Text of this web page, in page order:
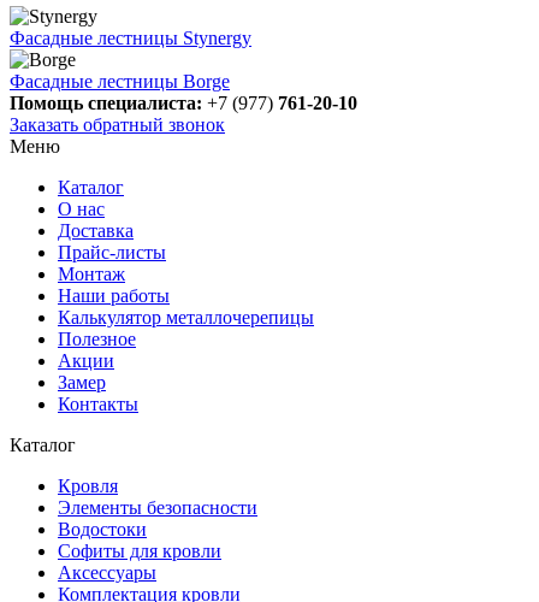
Фасадные лестницы Stynergy
Фасадные лестницы Borge
Помощь специалиста: +7 (977) 761-20-10
Заказать обратный звонок
Меню
Каталог
О нас
Доставка
Прайс-листы
Монтаж
Наши работы
Калькулятор металлочерепицы
Полезное
Акции
Замер
Контакты
Каталог
Кровля
Элементы безопасности
Водостоки
Софиты для кровли
Аксессуары
Комплектация кровли